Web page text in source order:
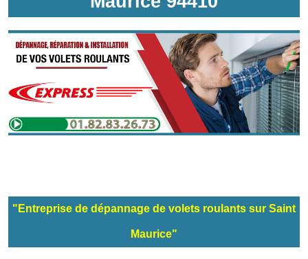
"Entreprise de dépannage de volets roulants sur Saint
Maurice"